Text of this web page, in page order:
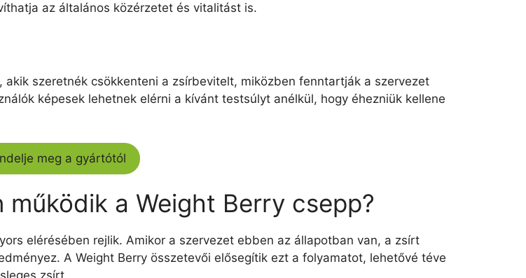
az általános közérzetet és vitalitást is.
szeretnék csökkenteni a zsírbevitelt, miközben fenntartják a szervezet
képesek lehetnek elérni a kívánt testsúlyt anélkül, hogy éhezniük kellene
meg a gyártótól
a Weight Berry csepp?
elérésében rejlik. Amikor a szervezet ebben az állapotban van, a zsírt
A Weight Berry összetevői elősegítik ezt a folyamatot, lehetővé téve
zsírt.